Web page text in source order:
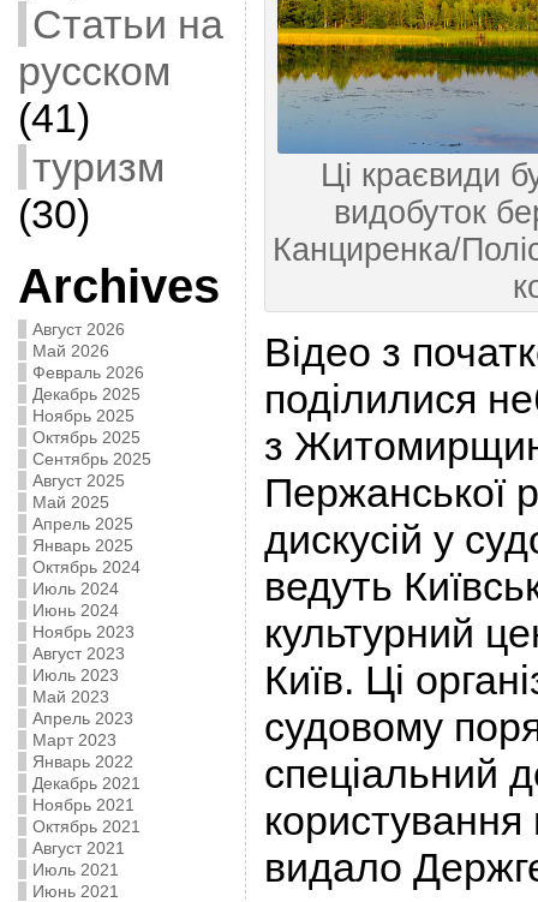
Статьи на
русском
(41)
туризм
(30)
Archives
Август 2026
Май 2026
Февраль 2026
Декабрь 2025
Ноябрь 2025
Октябрь 2025
Сентябрь 2025
Август 2025
Май 2025
Апрель 2025
Январь 2025
Октябрь 2024
Июль 2024
Июнь 2024
Ноябрь 2023
Август 2023
Июль 2023
Май 2023
Апрель 2023
Март 2023
Январь 2022
Декабрь 2021
Ноябрь 2021
Октябрь 2021
Август 2021
Июль 2021
Июнь 2021
Ці краєвиди
видобуток
Канциренка/
Відео з
поділилися
з
Пержанської
дискусій у
ведуть
культурний
Київ. Ці
судовому
спеціальний
видало